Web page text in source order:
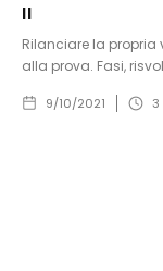
II
Rilanciare la
alla prova. Fasi,
9/10/2021 3